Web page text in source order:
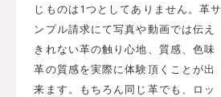
じものは1つとしてありません。革サ
ンプル請求にて写真や動画では伝え
きれない革の触り心地、質感、色味
革の質感を実際に体験頂くことが出
来ます。もちろん同じ革でも、ロッ